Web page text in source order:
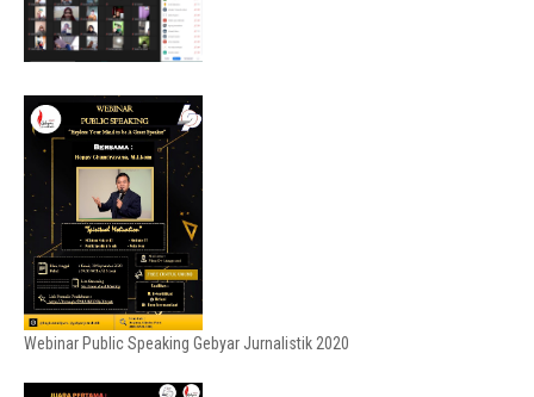
Webinar Public Speaking Gebyar Jurnalistik 2020